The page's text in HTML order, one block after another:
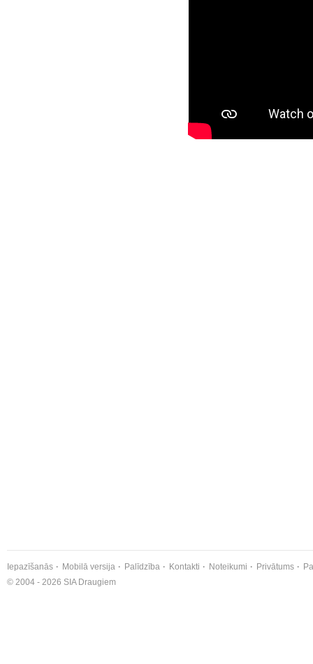
Iepazīšanās Mobilā versija Palīdzība Kontakti Noteikumi Privātums
© 2004 - 2026 SIA Draugiem